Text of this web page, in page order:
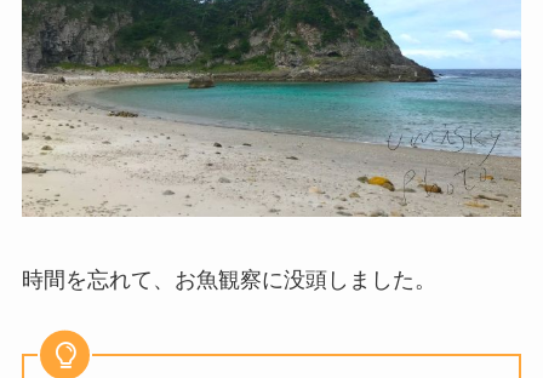
時間を忘れて、お魚観察に没頭しました。